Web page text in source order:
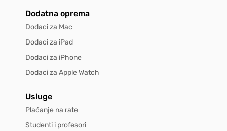
Dodatna oprema
Dodaci za Mac
Dodaci za iPad
Dodaci za iPhone
Dodaci za Apple Watch
Usluge
Plaćanje na rate
Studenti i profesori